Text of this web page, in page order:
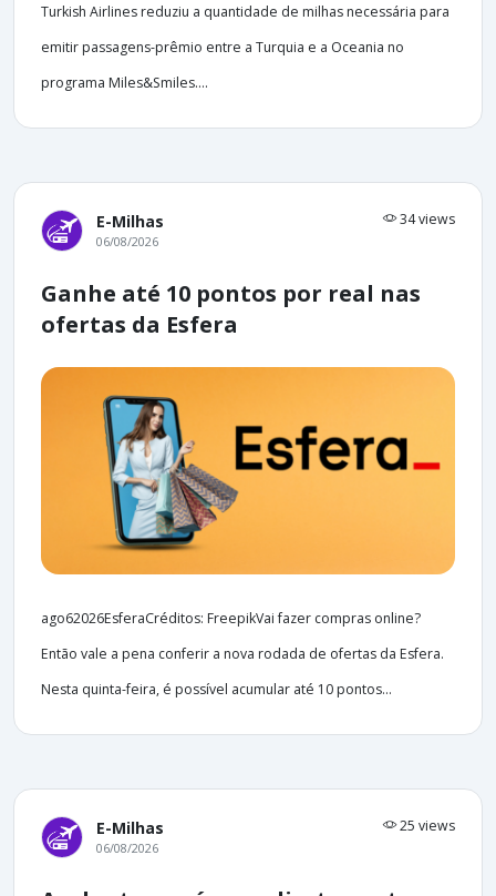
Turkish Airlines reduziu a quantidade de milhas necessária para
emitir passagens-prêmio entre a Turquia e a Oceania no
programa Miles&Smiles....
E-Milhas 34 views
06/08/2026
Ganhe até 10 pontos por real nas
ofertas da Esfera
ago62026EsferaCréditos: FreepikVai fazer compras online?
Então vale a pena conferir a nova rodada de ofertas da Esfera.
Nesta quinta-feira, é possível acumular até 10 pontos...
E-Milhas 25 views
06/08/2026